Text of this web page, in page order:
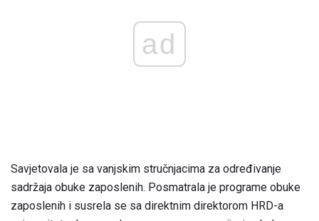
ad
Savjetovala je sa vanjskim stručnjacima za određivanje
sadržaja obuke zaposlenih. Posmatrala je programe obuke
zaposlenih i susrela se sa direktnim direktorom HRD-a